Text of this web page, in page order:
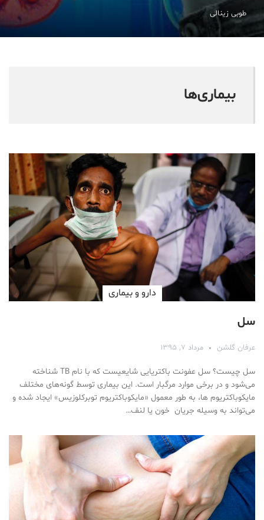
طوبی زینالی
بیماری‌ها
دارو‌ و بیماری
سل
عرفان گلشن مرداد ۷, ۱۳۹۵
سل چیست؟ سل عفونت باکتریایی شایعیست که با نام TB شناخته
می‌شود و در برخی موارد مرگبار است. این بیماری توسط گونه‌های مختلف
مایکوباکتریوم ها، به طور معمول «مایکوباکتریوم توبرکلوزیس» ایجاد شده و
می‌تواند به وسیله جریان خون یا لنف…